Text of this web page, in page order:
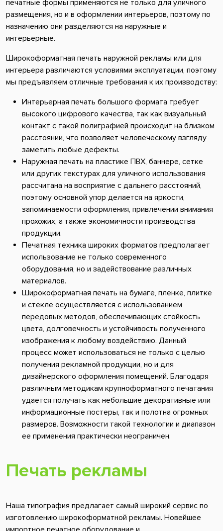
печатные формы применяются не только для уличного
размещения, но и в оформлении интерьеров, поэтому по
назначению они разделяются на наружные и
интерьерные.
Широкоформатная печать наружной рекламы или для
интерьера различаются условиями эксплуатации, поэтому
мы предъявляем отличные требования к их производству:
Интерьерная печать большого формата требует
высокого цифрового качества, так как визуальный
контакт с такой полиграфией происходит на близком
расстоянии, что позволяет человеческому взгляду
заметить любые дефекты.
Наружная печать на пластике ПВХ, баннере, сетке
или других текстурах для уличного использования
рассчитана на восприятие с дальнего расстояний,
поэтому основной упор делается на яркости,
запоминаемости оформления, привлечении внимания
прохожих, а также экономичности производства
продукции.
Печатная техника широких форматов предполагает
использование не только современного
оборудования, но и задействование различных
материалов.
Широкоформатная печать на бумаге, пленке, плитке
и стекле осуществляется с использованием
передовых методов, обеспечивающих стойкость
цвета, долговечность и устойчивость полученного
изображения к любому воздействию. Данный
процесс может использоваться не только с целью
получения рекламной продукции, но и для
дизайнерского оформления помещений. Благодаря
различным методикам крупноформатного печатания
удается получать как небольшие декоративные или
информационные постеры, так и полотна огромных
размеров. Возможности такой технологии и диапазон
ее применения практически неограничен.
Печать рекламы
Наша типография предлагает самый широкий сервис по
изготовлению широкоформатной рекламы. Новейшее